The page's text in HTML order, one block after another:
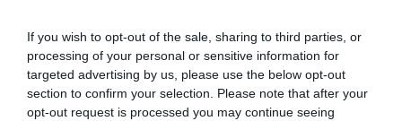
If you wish to opt-out of the sale, sharing to third parties, or
processing of your personal or sensitive information for
targeted advertising by us, please use the below opt-out
section to confirm your selection. Please note that after your
opt-out request is processed you may continue seeing
Tags: ΔΥΠΑ ΤΟΥΡΙΣΜΟΣ